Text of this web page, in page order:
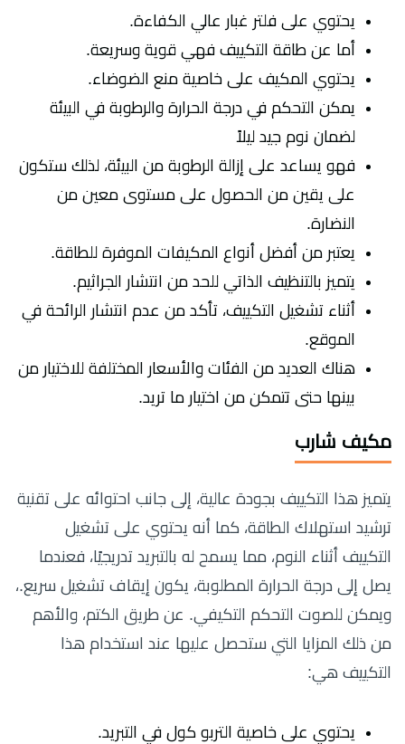
يحتوي على فلتر غبار عالي الكفاءة.
أما عن طاقة التكييف فهي قوية وسريعة.
يحتوي المكيف على خاصية منع الضوضاء.
يمكن التحكم في درجة الحرارة والرطوبة في البيئة
لضمان نوم جيد ليلاً
فهو يساعد على إزالة الرطوبة من البيئة، لذلك ستكون
على يقين من الحصول على مستوى معين من
النضارة.
يعتبر من أفضل أنواع المكيفات الموفرة للطاقة.
يتميز بالتنظيف الذاتي للحد من انتشار الجراثيم.
أثناء تشغيل التكييف، تأكد من عدم انتشار الرائحة في
الموقع.
هناك العديد من الفئات والأسعار المختلفة للاختيار من
بينها حتى تتمكن من اختيار ما تريد.
مكيف شارب
يتميز هذا التكييف بجودة عالية، إلى جانب احتوائه على تقنية
ترشيد استهلاك الطاقة، كما أنه يحتوي على تشغيل
التكييف أثناء النوم، مما يسمح له بالتبريد تدريجيًا، فعندما
يصل إلى درجة الحرارة المطلوبة، يكون إيقاف تشغيل سريع.،
ويمكن للصوت التحكم التكيفي. عن طريق الكتم، والأهم
من ذلك المزايا التي ستحصل عليها عند استخدام هذا
التكييف هي:
يحتوي على خاصية التربو كول في التبريد.